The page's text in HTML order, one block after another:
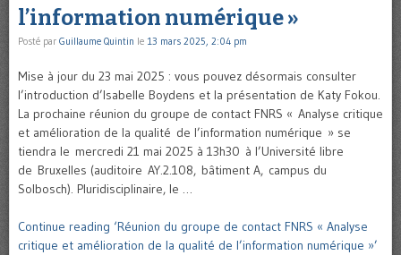
l’information numérique »
Posté par Guillaume Quintin le 13 mars 2025, 2:04 pm
Mise à jour du 23 mai 2025 : vous pouvez désormais consulter
l’introduction d’Isabelle Boydens et la présentation de Katy Fokou.
La prochaine réunion du groupe de contact FNRS « Analyse critique
et amélioration de la qualité de l’information numérique » se
tiendra le mercredi 21 mai 2025 à 13h30 à l’Université libre
de Bruxelles (auditoire AY.2.108, bâtiment A, campus du
Solbosch). Pluridisciplinaire, le …
Continue reading ‘Réunion du groupe de contact FNRS « Analyse
critique et amélioration de la qualité de l’information numérique »’